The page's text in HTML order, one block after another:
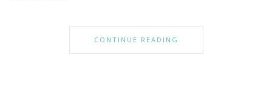
CONTINUE READING